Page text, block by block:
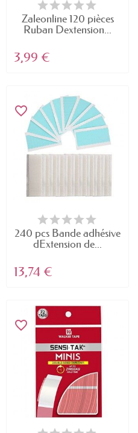
Zaleonline 120 pièces
Ruban Dextension...
3,99 €
favorite_border
240 pcs Bande adhésive
dExtension de...
13,74 €
favorite_border